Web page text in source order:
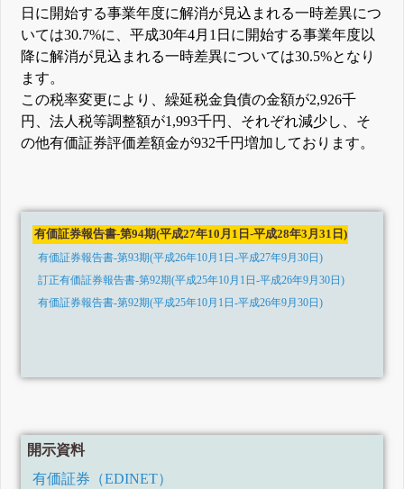
日に開始する事業年度に解消が見込まれる一時差異につ
いては30.7%に、平成30年4月1日に開始する事業年度以
降に解消が見込まれる一時差異については30.5%となり
ます。
この税率変更により、繰延税金負債の金額が2,926千
円、法人税等調整額が1,993千円、それぞれ減少し、そ
の他有価証券評価差額金が932千円増加しております。
有価証券報告書-第94期(平成27年10月1日-平成28年3月31日)
有価証券報告書-第93期(平成26年10月1日-平成27年9月30日)
訂正有価証券報告書-第92期(平成25年10月1日-平成26年9月30日)
有価証券報告書-第92期(平成25年10月1日-平成26年9月30日)
開示資料
有価証券（EDINET）